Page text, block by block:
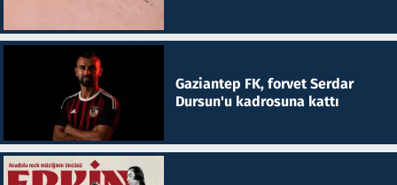
Gaziantep FK, forvet Serdar
Dursun'u kadrosuna kattı